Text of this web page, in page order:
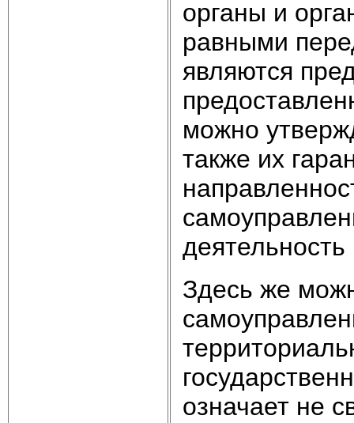
органы и
равными
являются
можно
также их
деятельность
Здесь же
означает не